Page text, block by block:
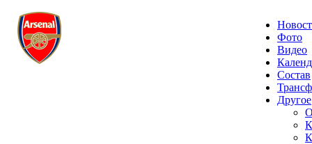
Фото
Видео
Состав
Другое